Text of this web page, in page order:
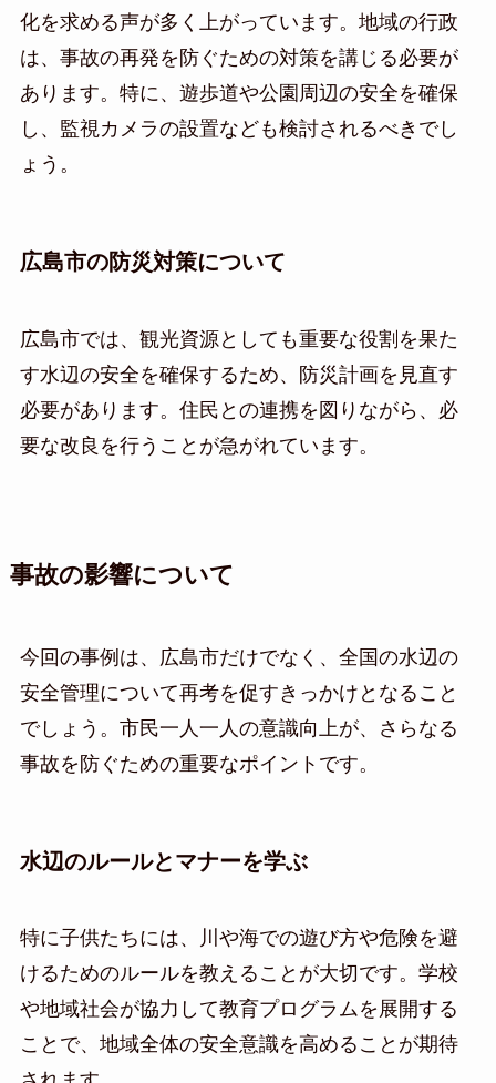
化を求める声が多く上がっています。地域の行政
は、事故の再発を防ぐための対策を講じる必要が
あります。特に、遊歩道や公園周辺の安全を確保
し、監視カメラの設置なども検討されるべきでし
ょう。
広島市の防災対策について
広島市では、観光資源としても重要な役割を果た
す水辺の安全を確保するため、防災計画を見直す
必要があります。住民との連携を図りながら、必
要な改良を行うことが急がれています。
事故の影響について
今回の事例は、広島市だけでなく、全国の水辺の
安全管理について再考を促すきっかけとなること
でしょう。市民一人一人の意識向上が、さらなる
事故を防ぐための重要なポイントです。
水辺のルールとマナーを学ぶ
特に子供たちには、川や海での遊び方や危険を避
けるためのルールを教えることが大切です。学校
や地域社会が協力して教育プログラムを展開する
ことで、地域全体の安全意識を高めることが期待